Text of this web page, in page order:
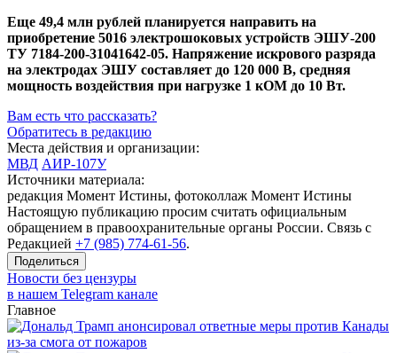
Еще 49,4 млн рублей планируется направить на
приобретение 5016 электрошоковых устройств ЭШУ-200
ТУ 7184-200-31041642-05. Напряжение искрового разряда
на электродах ЭШУ составляет до 120 000 В, средняя
мощность воздействия при нагрузке 1 кОМ до 10 Вт.
Вам есть что рассказать?
Обратитесь в редакцию
Места действия и организации:
МВД АИР-107У
Источники материала:
редакция Момент Истины, фотоколлаж Момент Истины
Настоящую публикацию просим считать официальным
обращением в правоохранительные органы России. Связь с
Редакцией +7 (985) 774-61-56.
Поделиться
Новости без цензуры
в нашем Telegram канале
Главное